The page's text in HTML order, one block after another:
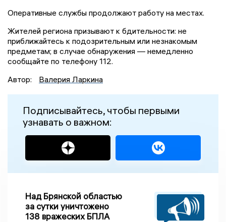
Оперативные службы продолжают работу на местах.
Жителей региона призывают к бдительности: не
приближайтесь к подозрительным или незнакомым
предметам; в случае обнаружения — немедленно
сообщайте по телефону 112.
Автор:
Валерия Ларкина
Подписывайтесь, чтобы первыми
узнавать о важном:
Над Брянской областью
за сутки уничтожено
138 вражеских БПЛА